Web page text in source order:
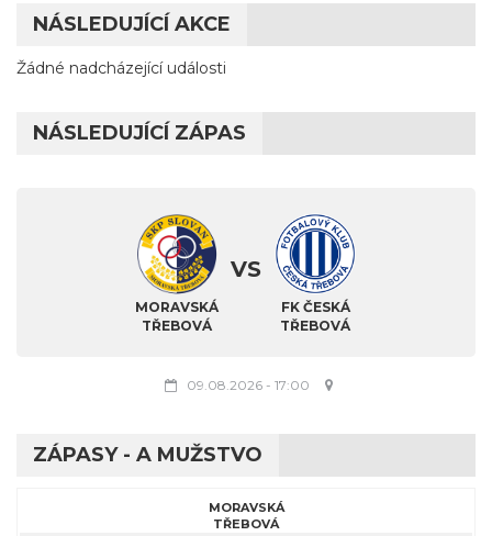
NÁSLEDUJÍCÍ AKCE
Žádné nadcházející události
NÁSLEDUJÍCÍ ZÁPAS
MORAVSKÁ
TŘEBOVÁ
VS
FK ČESKÁ
TŘEBOVÁ
09.08.2026 - 17:00
ZÁPASY - A MUŽSTVO
MORAVSKÁ
TŘEBOVÁ